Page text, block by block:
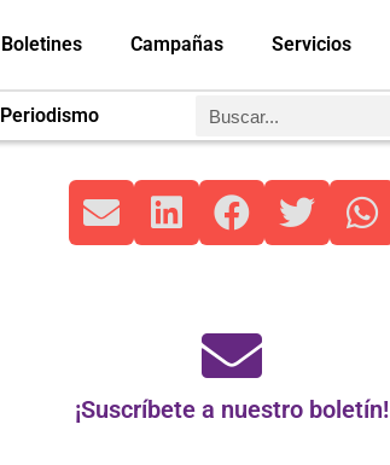
Boletines Campañas Servicios
Periodismo
¡Suscríbete a nuestro boletín!